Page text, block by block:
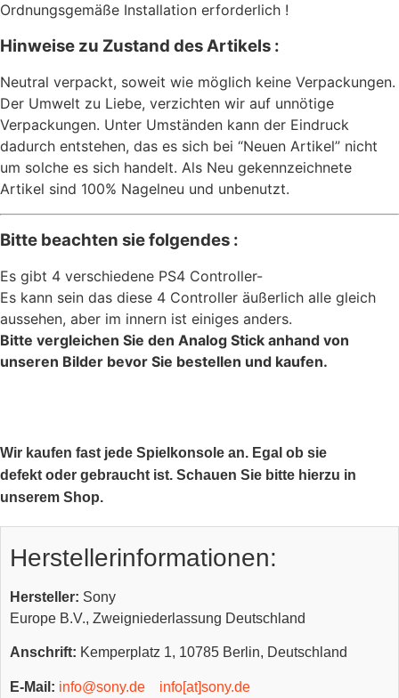
Ordnungsgemäße Installation erforderlich !
Hinweise zu Zustand des Artikels :
Neutral verpackt, soweit wie möglich keine Verpackungen.
Der Umwelt zu Liebe, verzichten wir auf unnötige
Verpackungen. Unter Umständen kann der Eindruck
dadurch entstehen, das es sich bei “Neuen Artikel” nicht
um solche es sich handelt. Als Neu gekennzeichnete
Artikel sind 100% Nagelneu und unbenutzt.
Bitte beachten sie folgendes :
Es gibt 4 verschiedene PS4 Controller-
Es kann sein das diese 4 Controller äußerlich alle gleich
aussehen, aber im innern ist einiges anders.
Bitte vergleichen Sie den Analog Stick anhand von
unseren Bilder bevor Sie bestellen und kaufen.
Wir kaufen fast jede Spielkonsole an. Egal ob sie
defekt oder gebraucht ist. Schauen Sie bitte hierzu in
unserem Shop.
Herstellerinformationen:
Hersteller: Sony
Europe B.V., Zweigniederlassung Deutschland
Anschrift: Kemperplatz 1, 10785 Berlin, Deutschland
E-Mail: info@sony.de info[at]sony.de